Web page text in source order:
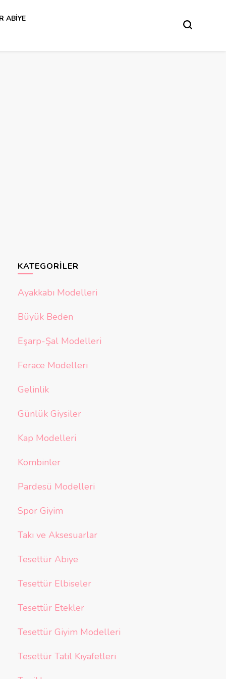
ABIYE
KATEGORILER
Ayakkabı Modelleri
Büyük Beden
Eşarp-Şal Modelleri
Ferace Modelleri
Gelinlik
Günlük Giysiler
Kap Modelleri
Kombinler
Pardesü Modelleri
Spor Giyim
Takı ve Aksesuarlar
Tesettür Abiye
Tesettür Elbiseler
Tesettür Etekler
Tesettür Giyim Modelleri
Tesettür Tatil Kıyafetleri